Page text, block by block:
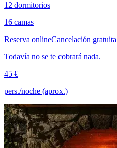
12 dormitorios
16 camas
Reserva onlineCancelación gratuita
Todavía no se te cobrará nada.
45 €
pers./noche (aprox.)